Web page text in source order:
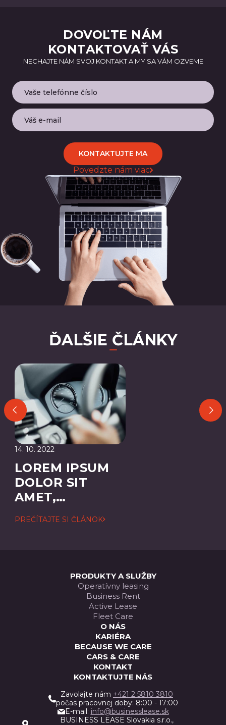
DOVOĽTE NÁM
KONTAKTOVAŤ VÁS
NECHAJTE NÁM SVOJ KONTAKT A MY SA VÁM OZVEME
Povedzte nám viac
KONTAKTUJTE MA
ĎALŠIE ČLÁNKY
14. 10. 2022
LOREM IPSUM
DOLOR SIT
AMET,
CONSECTETUER
ADIPISCING
PREČÍTAJTE SI ČLÁNOK
PRODUKTY A SLUŽBY
Operatívny leasing
Business Rent
Active Lease
Fleet Care
O NÁS
KARIÉRA
BECAUSE WE CARE
CARS & CARE
KONTAKT
KONTAKTUJTE NÁS
Zavolajte nám +421 2 5810 3810
počas pracovnej doby: 8:00 - 17:00
E-mail: info@businesslease.sk
BUSINESS LEASE Slovakia s.r.o.,